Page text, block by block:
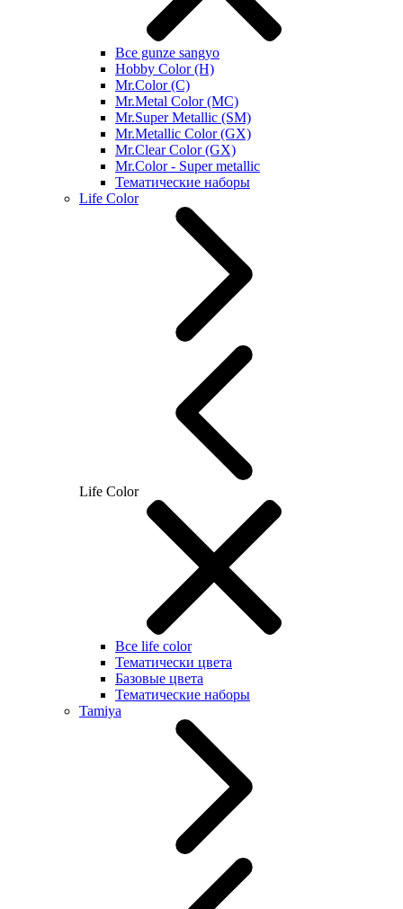
Все gunze sangyo
Hobby Color (H)
Mr.Color (C)
Mr.Metal Color (MC)
Mr.Super Metallic (SM)
Mr.Metallic Color (GX)
Mr.Clear Color (GX)
Mr.Color - Super metallic
Тематические наборы
Life Color
Life Color
Все life color
Тематически цвета
Базовые цвета
Тематические наборы
Tamiya